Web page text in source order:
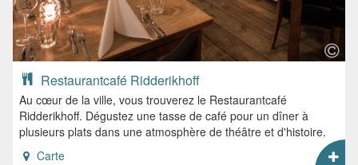
Restaurantcafé Ridderikhoff
Au cœur de la ville, vous trouverez le Restaurantcafé
Ridderikhoff. Dégustez une tasse de café pour un dîner à
plusieurs plats dans une atmosphère de théâtre et d'histoire.
Carte